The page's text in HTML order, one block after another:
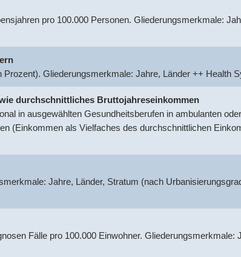
pro 100.000 Personen. Gliederungsmerkmale:
Prozent). Gliederungsmerkmale: Jahre, Länder ++ Health
durchschnittliches Bruttojahreseinkommen
in ausgewählten Gesundheitsberufen in ambulanten
(Einkommen als Vielfaches des durchschnittlichen
Jahre, Länder, Stratum (nach
Fälle pro 100.000 Einwohner.